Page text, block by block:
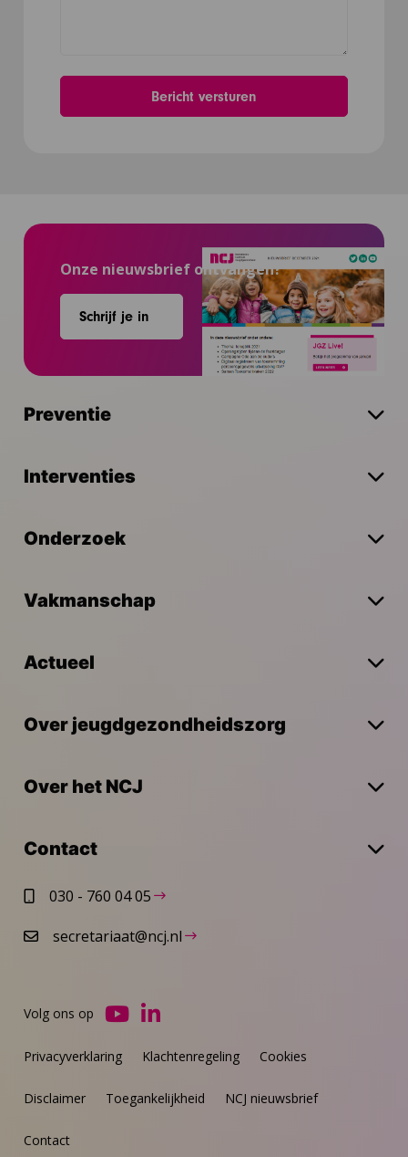
Onze nieuwsbrief ontvangen?
Schrijf je in
Preventie
Interventies
Onderzoek
Vakmanschap
Actueel
Over jeugdgezondheidszorg
Over het NCJ
Contact
030 - 760 04 05
secretariaat@ncj.nl
Privacyverklaring Klachtenregeling Cookies
Disclaimer Toegankelijkheid NCJ nieuwsbrief
Contact
Volg ons op
Ga
YouTube
Ga
LinkedIn